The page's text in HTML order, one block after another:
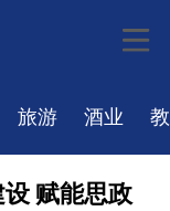
旅游 酒业
赋能思政